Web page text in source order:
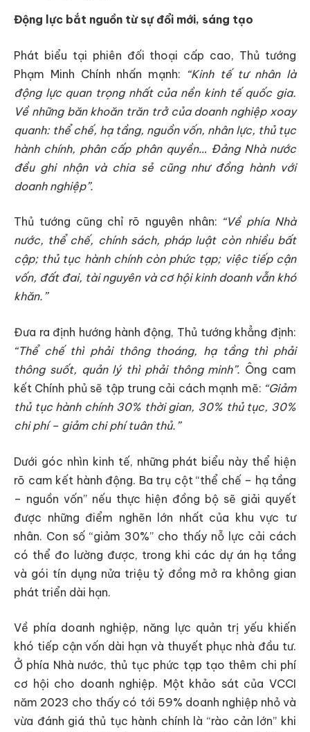
Động lực bắt nguồn từ sự đổi mới, sáng tạo
Phát biểu tại phiên đối thoại cấp cao, Thủ tướng
Phạm Minh Chính nhấn mạnh: “Kinh tế tư nhân là
động lực quan trọng nhất của nền kinh tế quốc gia.
Về những băn khoăn trăn trở của doanh nghiệp xoay
quanh: thể chế, hạ tầng, nguồn vốn, nhân lực, thủ tục
hành chính, phân cấp phân quyền… Đảng Nhà nước
đều ghi nhận và chia sẻ cũng như đồng hành với
doanh nghiệp”.
Thủ tướng cũng chỉ rõ nguyên nhân: “Về phía Nhà
nước, thể chế, chính sách, pháp luật còn nhiều bất
cập; thủ tục hành chính còn phức tạp; việc tiếp cận
vốn, đất đai, tài nguyên và cơ hội kinh doanh vẫn khó
khăn.”
Đưa ra định hướng hành động, Thủ tướng khẳng định:
“Thể chế thì phải thông thoáng, hạ tầng thì phải
thông suốt, quản lý thì phải thông minh”. Ông cam
kết Chính phủ sẽ tập trung cải cách mạnh mẽ: “Giảm
thủ tục hành chính 30% thời gian, 30% thủ tục, 30%
chi phí – giảm chi phí tuân thủ.”
Dưới góc nhìn kinh tế, những phát biểu này thể hiện
rõ cam kết hành động. Ba trụ cột “thể chế – hạ tầng
– nguồn vốn” nếu thực hiện đồng bộ sẽ giải quyết
được những điểm nghẽn lớn nhất của khu vực tư
nhân. Con số “giảm 30%” cho thấy nỗ lực cải cách
có thể đo lường được, trong khi các dự án hạ tầng
và gói tín dụng nửa triệu tỷ đồng mở ra không gian
phát triển dài hạn.
Về phía doanh nghiệp, năng lực quản trị yếu khiến
khó tiếp cận vốn dài hạn và thuyết phục nhà đầu tư.
Ở phía Nhà nước, thủ tục phức tạp tạo thêm chi phí
cơ hội cho doanh nghiệp. Một khảo sát của VCCI
năm 2023 cho thấy có tới 59% doanh nghiệp nhỏ và
vừa đánh giá thủ tục hành chính là “rào cản lớn” khi